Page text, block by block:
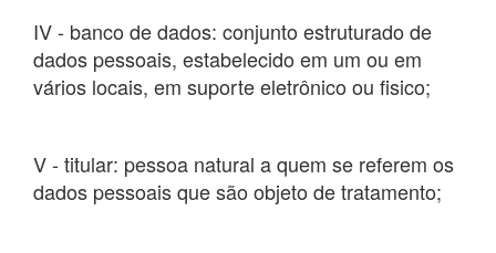
IV - banco de dados: conjunto estruturado de
dados pessoais, estabelecido em um ou em
vários locais, em suporte eletrônico ou fisico;
V - titular: pessoa natural a quem se referem os
dados pessoais que são objeto de tratamento;